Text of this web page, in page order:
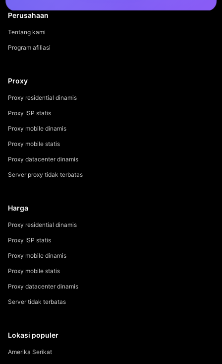
Perusahaan
Tentang kami
Program afiliasi
Proxy
Proxy residential dinamis
Proxy ISP statis
Proxy mobile dinamis
Proxy mobile statis
Proxy datacenter dinamis
Server proxy tidak terbatas
Harga
Proxy residential dinamis
Proxy ISP statis
Proxy mobile dinamis
Proxy mobile statis
Proxy datacenter dinamis
Server tidak terbatas
Lokasi populer
Amerika Serikat